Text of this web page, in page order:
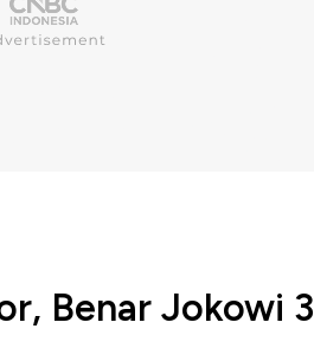
Benar Jokowi 3